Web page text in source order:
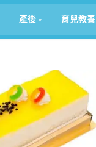
產後 育兒教養